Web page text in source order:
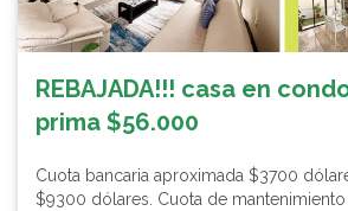
REBAJADA!!! casa en
prima $56.000
Cuota bancaria aproximada $3700
$9300 dólares. Cuota de